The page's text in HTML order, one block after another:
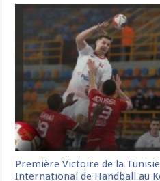
Première Victoire de la
International de Handball au